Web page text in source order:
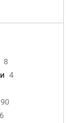
8
4
90